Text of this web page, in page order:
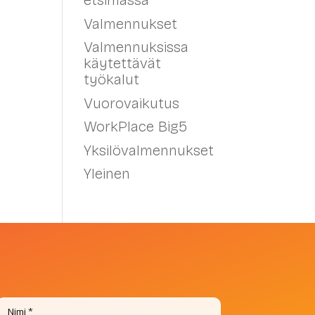
Valmennukset
Valmennuksissa
käytettävät
työkalut
Vuorovaikutus
WorkPlace Big5
Yksilövalmennukset
Yleinen